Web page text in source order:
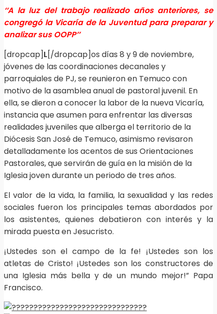
‘‘A la luz del trabajo realizado años anteriores, se
congregó la Vicaría de la Juventud para preparar y
analizar sus OOPP’’
[dropcap]L[/dropcap]os días 8 y 9 de noviembre,
jóvenes de las coordinaciones decanales y
parroquiales de PJ, se reunieron en Temuco con
motivo de la asamblea anual de pastoral juvenil. En
ella, se dieron a conocer la labor de la nueva Vicaría,
instancia que asumen para enfrentar las diversas
realidades juveniles que alberga el territorio de la
Diócesis San José de Temuco, asimismo revisaron
detalladamente los acentos de sus Orientaciones
Pastorales, que servirán de guía en la misión de la
Iglesia joven durante un periodo de tres años.
El valor de la vida, la familia, la sexualidad y las redes
sociales fueron los principales temas abordados por
los asistentes, quienes debatieron con interés y la
mirada puesta en Jesucristo.
¡Ustedes son el campo de la fe! ¡Ustedes son los
atletas de Cristo! ¡Ustedes son los constructores de
una Iglesia más bella y de un mundo mejor!” Papa
Francisco.